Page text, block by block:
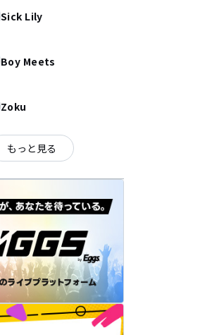
Sick Lily
Boy Meets
Zoku
もっと見る